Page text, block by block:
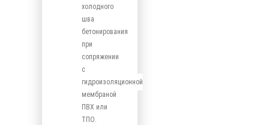
холодного
шва
бетонирования
при
сопряжении
с
гидроизоляционной
мембраной
ПВХ или
ТПО.